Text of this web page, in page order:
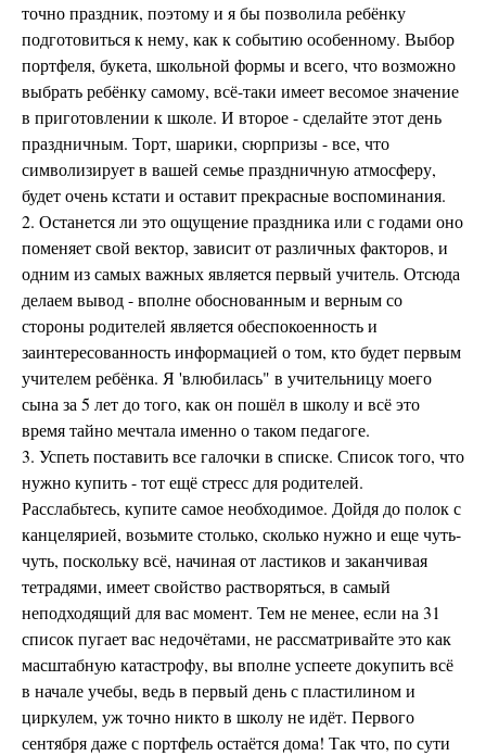
точно праздник, поэтому и я бы позволила ребёнку
подготовиться к нему, как к событию особенному. Выбор
портфеля, букета, школьной формы и всего, что возможно
выбрать ребёнку самому, всё-таки имеет весомое значение
в приготовлении к школе. И второе - сделайте этот день
праздничным. Торт, шарики, сюрпризы - все, что
символизирует в вашей семье праздничную атмосферу,
будет очень кстати и оставит прекрасные воспоминания.
2. Останется ли это ощущение праздника или с годами оно
поменяет свой вектор, зависит от различных факторов, и
одним из самых важных является первый учитель. Отсюда
делаем вывод - вполне обоснованным и верным со
стороны родителей является обеспокоенность и
заинтересованность информацией о том, кто будет первым
учителем ребёнка. Я 'влюбилась" в учительницу моего
сына за 5 лет до того, как он пошёл в школу и всё это
время тайно мечтала именно о таком педагоге.
3. Успеть поставить все галочки в списке. Список того, что
нужно купить - тот ещё стресс для родителей.
Расслабьтесь, купите самое необходимое. Дойдя до полок с
канцелярией, возьмите столько, сколько нужно и еще чуть-
чуть, поскольку всё, начиная от ластиков и заканчивая
тетрадями, имеет свойство растворяться, в самый
неподходящий для вас момент. Тем не менее, если на 31
список пугает вас недочётами, не рассматривайте это как
масштабную катастрофу, вы вполне успеете докупить всё
в начале учебы, ведь в первый день с пластилином и
циркулем, уж точно никто в школу не идёт. Первого
сентября даже с портфель остаётся дома! Так что, по сути